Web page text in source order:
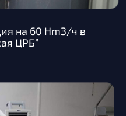
на 60 Hm3/ч в
ЦРБ”